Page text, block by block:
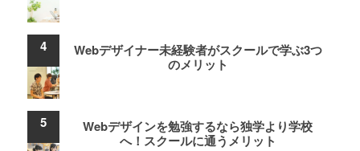
Webデザイナー未経験者がスクールで学ぶ3つ
のメリット
Webデザインを勉強するなら独学より学校
へ！スクールに通うメリット